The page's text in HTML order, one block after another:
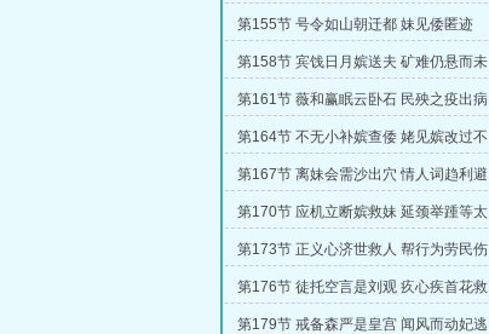
第155节 号令如山朝迁都 妹见倭匿迹
第158节 宾饯日月嫔送夫 矿难仍悬而未
第161节 薇和赢眠云卧石 民殃之疫出病
第164节 不无小补嫔查倭 姥见嫔改过不
第167节 离妹会需沙出穴 情人词趋利避
第170节 应机立断嫔救妹 延颈举踵等太
第173节 正义心济世救人 帮行为劳民伤
第176节 徒托空言是刘观 疚心疾首花救
第179节 戒备森严是皇宫 闻风而动妃逃